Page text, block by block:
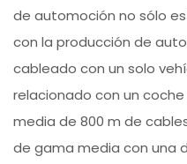
de automoción no sólo
con la producción de
cableado con un solo
relacionado con un
media de 800 m de
de gama media con una